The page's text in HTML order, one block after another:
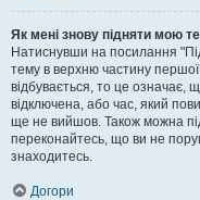
Як мені знову підняти мою
Натиснувши на посилання
тему в верхню частину
відбувається, то це означає,
відключена, або час, який
ще не вийшов. Також можна
переконайтесь, що ви не
знаходитесь.
Догори